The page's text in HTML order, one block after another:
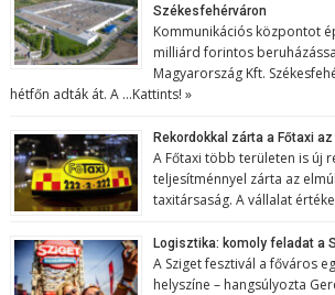
Székesfehérváron
Kommunikációs központot
milliárd forintos
Magyarország Kft.
hétfőn adták át. A …Kattints! »
Rekordokkal zárta a Főtaxi
A Főtaxi több területen is új
teljesítménnyel zárta az
taxitársaság. A vállalat
Logisztika: komoly feladat a
A Sziget fesztivál a főváros
helyszíne – hangsúlyozta